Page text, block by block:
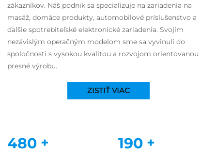
zákazníkov. Náš podnik sa specializuje na zariadenia na
masáž, domáce produkty, automobilové príslušenstvo a
ďalšie spotrebiteľské elektronické zariadenia. Svojím
nezávislým operačným modelom sme sa vyvinuli do
spoločnosti s vysokou kvalitou a rozvojom orientovanou
presné výrobu.
ZISTIŤ VIAC
500 + 200 +